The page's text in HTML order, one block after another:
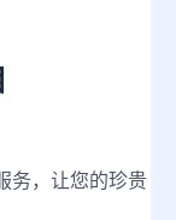
务，让您的珍贵